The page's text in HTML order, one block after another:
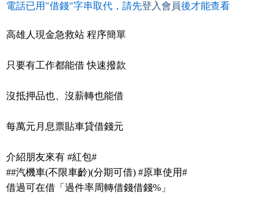
電話已用"借錢"字串取代，請先登入會員後才能查看
高雄人現金急救站 程序簡單
只要有工作都能借 快速撥款
沒抵押品也、沒薪轉也能借
每萬元月息票貼車貸借錢元
介紹朋友來有 #紅包#
##汽機車(不限車齡)(分期可借) #原車使用#
借過可在借「過件率周轉借錢借錢%」